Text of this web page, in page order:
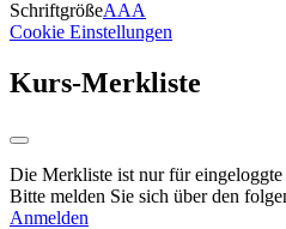
SchriftgrößeAAA
Cookie Einstellungen
Kurs-Merkliste
Die Merkliste ist nur für
Bitte melden Sie sich über den
Anmelden